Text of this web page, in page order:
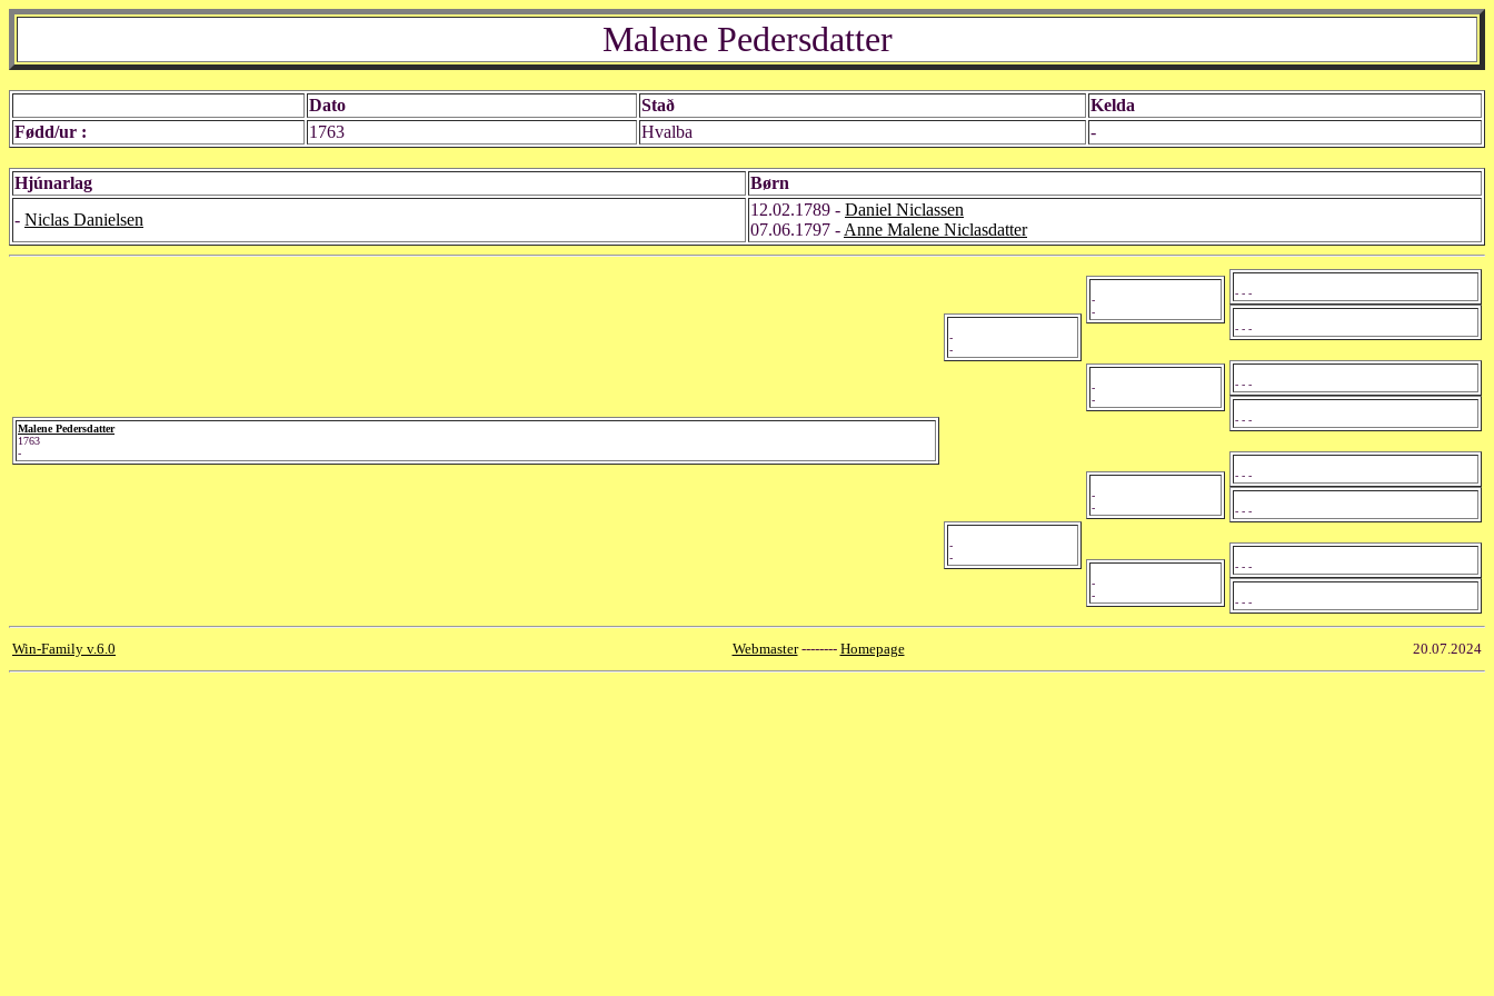
Malene Pedersdatter
Dato Stað
Kelda
Fødd/ur :
1763 Hvalba -
Hjúnarlag
Børn
- Niclas Danielsen
12.02.1789 - Daniel Niclassen
07.06.1797 - Anne Malene Niclasdatter
Malene Pedersdatter
1763
-
-
-
-
-
-
-
-
-
-
-
-
-
- - -
- - -
- - -
- - -
- - -
- - -
- - -
- - -
Win-Family v.6.0 Webmaster-------- Homepage 20.07.2024